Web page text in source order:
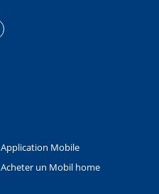
Application Mobile
Acheter un Mobil home